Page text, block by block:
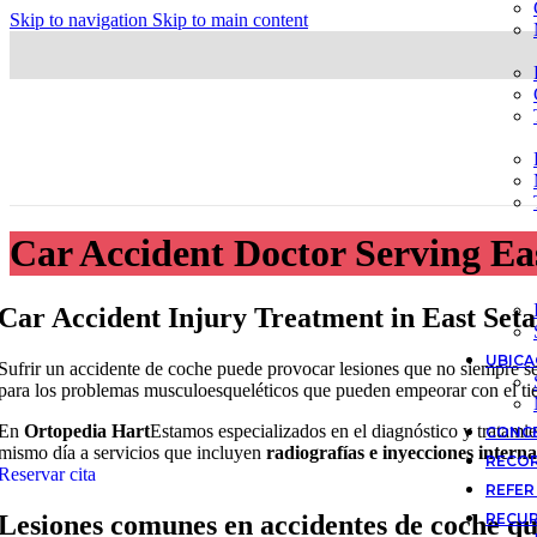
Skip to navigation Skip to main content
Car Accident Doctor Serving
Accident Injury Treatment in East
un accidente de coche puede provocar lesiones que no siempre
los problemas musculoesqueléticos que pueden empeorar con el
Ortopedia HartEstamos especializados en el diagnóstico y
día a servicios que incluyen radiografías e inyecciones
cita
comunes en accidentes de coche